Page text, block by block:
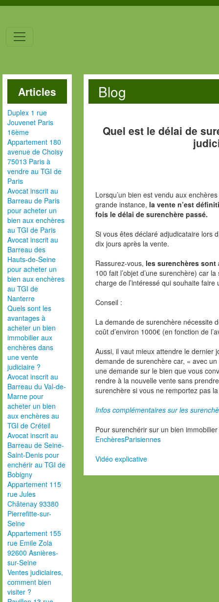
Articles
Duplex 1 rue
Jouvenet Paris
16ème
Appartement 180
avenue de Choisy
75013 Paris à
vendre au TGI de
Paris
Avocat inscrit au
Barreau de Paris
pour acheter un
bien aux enchères
au TGI de Paris
Avocat inscrit au
Barreau des
Hauts-de-Seine
pour acheter un
bien aux enchères
au TGI de
Nanterre
Quels sont les
avantages à
acheter un bien
immobilier aux
enchères dans
une vente
judiciaire ?
Avocat inscrit au
Barreau du Val-de-
Marne pour
acheter un bien
aux enchères au
TGI de Créteil
Avocat inscrit au
Barreau de Seine-
Saint-Denis pour
enchérir au TGI de
Bobigny
Appartement 115
rue Jules
Châtenay 93380
Pierrefitte-sur-
Seine
Appartement 155
rue Emile Zola
92600 Asnières-
sur-Seine
Ventes judiciaires,
comment bien
visiter ?
Blog
Quel est le délai de
Lorsqu’un bien est vendu aux
grande instance, la vente n’est
fois le délai de surenchère passé.
Si vous êtes déclaré adjudicataire lors
dix jours après la vente.
Rassurez-vous, les surenchères sont
100 fait l’objet d’une surenchère) car
charge de l’intéressé qui souhaite
Conseil :
La demande de surenchère nécessite
coût d’environ 1000€ (en fonction de
Aussi, il vaut mieux attendre le dernier
demande de surenchère car, « avec
une demande sur le bien que vous
rendre à la nouvelle vente sans
surenchère si vous ne remportez pas
Infos complémentaires sur les
Pour surenchérir sur un bien
EnchèresParisiennes
Vidéo explicative